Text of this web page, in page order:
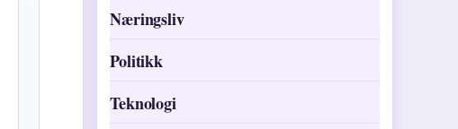
Næringsliv
Politikk
Teknologi